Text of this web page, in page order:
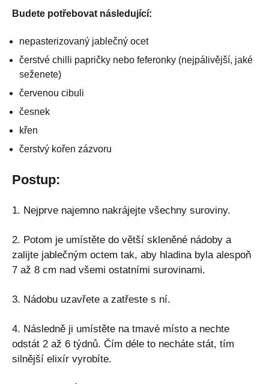
Budete potřebovat následující:
nepasterizovaný jablečný ocet
čerstvé chilli papričky nebo feferonky (nejpálivější, jaké
seženete)
červenou cibuli
česnek
křen
čerstvý kořen zázvoru
Postup:
1. Nejprve najemno nakrájejte všechny suroviny.
2. Potom je umístěte do větší skleněné nádoby a
zalijte jablečným octem tak, aby hladina byla alespoň
7 až 8 cm nad všemi ostatními surovinami.
3. Nádobu uzavřete a zatřeste s ní.
4. Následně ji umístěte na tmavé místo a nechte
odstát 2 až 6 týdnů. Čím déle to necháte stát, tím
silnější elixír vyrobíte.